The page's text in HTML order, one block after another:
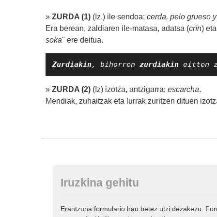
» ZURDA (1) (Iz.) ile sendoa; cerda, pelo grueso
Era berean, zaldiaren ile-matasa, adatsa (crín)
soka" ere deitua.
Zurdiakin, bihorren zurdiakin eitten
» ZURDA (2)(Iz) izotza, antzigarra; escarcha.
Mendiak, zuhaitzak eta lurrak zuritzen dituen
Iruzkina gehitu
Erantzuna formulario hau betez utzi dezakezu.